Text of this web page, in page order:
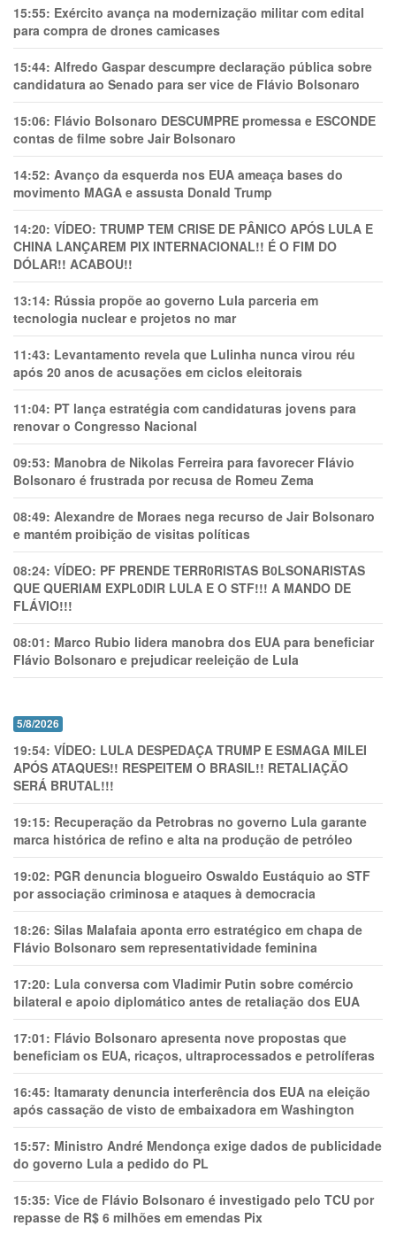
15:55: Exército avança na modernização militar com edital
para compra de drones camicases
15:44: Alfredo Gaspar descumpre declaração pública sobre
candidatura ao Senado para ser vice de Flávio Bolsonaro
15:06: Flávio Bolsonaro DESCUMPRE promessa e ESCONDE
contas de filme sobre Jair Bolsonaro
14:52: Avanço da esquerda nos EUA ameaça bases do
movimento MAGA e assusta Donald Trump
14:20: VÍDEO: TRUMP TEM CRlSE DE PÂNlCO APÓS LULA E
CHINA LANÇAREM PIX INTERNACIONAL!! É O FIM DO
DÓLAR!! ACABOU!!
13:14: Rússia propõe ao governo Lula parceria em
tecnologia nuclear e projetos no mar
11:43: Levantamento revela que Lulinha nunca virou réu
após 20 anos de acusações em ciclos eleitorais
11:04: PT lança estratégia com candidaturas jovens para
renovar o Congresso Nacional
09:53: Manobra de Nikolas Ferreira para favorecer Flávio
Bolsonaro é frustrada por recusa de Romeu Zema
08:49: Alexandre de Moraes nega recurso de Jair Bolsonaro
e mantém proibição de visitas políticas
08:24: VÍDEO: PF PRENDE TERR0RlSTAS B0LSONARlSTAS
QUE QUERIAM EXPL0DlR LULA E O STF!!! A MANDO DE
FLÁVIO!!!
08:01: Marco Rubio lidera manobra dos EUA para beneficiar
Flávio Bolsonaro e prejudicar reeleição de Lula
5/8/2026
19:54: VÍDEO: LULA DESPEDAÇA TRUMP E ESMAGA MILEI
APÓS ATAQUES!! RESPEITEM O BRASIL!! RETALIAÇÃO
SERÁ BRUTAL!!!
19:15: Recuperação da Petrobras no governo Lula garante
marca histórica de refino e alta na produção de petróleo
19:02: PGR denuncia blogueiro Oswaldo Eustáquio ao STF
por associação criminosa e ataques à democracia
18:26: Silas Malafaia aponta erro estratégico em chapa de
Flávio Bolsonaro sem representatividade feminina
17:20: Lula conversa com Vladimir Putin sobre comércio
bilateral e apoio diplomático antes de retaliação dos EUA
17:01: Flávio Bolsonaro apresenta nove propostas que
beneficiam os EUA, ricaços, ultraprocessados e petrolíferas
16:45: Itamaraty denuncia interferência dos EUA na eleição
após cassação de visto de embaixadora em Washington
15:57: Ministro André Mendonça exige dados de publicidade
do governo Lula a pedido do PL
15:35: Vice de Flávio Bolsonaro é investigado pelo TCU por
repasse de R$ 6 milhões em emendas Pix